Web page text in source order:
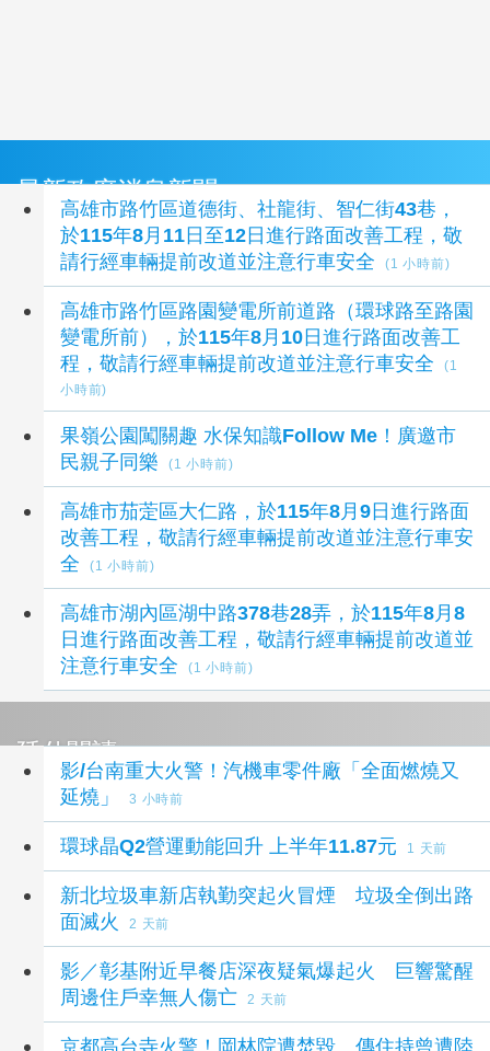
最新政府消息新聞
高雄市路竹區道德街、社龍街、智仁街43巷，
於115年8月11日至12日進行路面改善工程，敬
請行經車輛提前改道並注意行車安全
(1 小時前)
高雄市路竹區路園變電所前道路（環球路至路園
變電所前），於115年8月10日進行路面改善工
程，敬請行經車輛提前改道並注意行車安全
(1
小時前)
果嶺公園闖關趣 水保知識Follow Me！廣邀市
民親子同樂
(1 小時前)
高雄市茄萣區大仁路，於115年8月9日進行路面
改善工程，敬請行經車輛提前改道並注意行車安
全
(1 小時前)
高雄市湖內區湖中路378巷28弄，於115年8月8
日進行路面改善工程，敬請行經車輛提前改道並
注意行車安全
(1 小時前)
延伸閱讀
影/台南重大火警！汽機車零件廠「全面燃燒又
延燒」
3 小時前
環球晶Q2營運動能回升 上半年11.87元 1 天前
新北垃圾車新店執勤突起火冒煙 垃圾全倒出路
面滅火
2 天前
影／彰基附近早餐店深夜疑氣爆起火 巨響驚醒
周邊住戶幸無人傷亡
2 天前